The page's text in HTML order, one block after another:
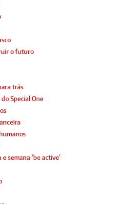
o futuro
trás
Special One
semana ‘be active’